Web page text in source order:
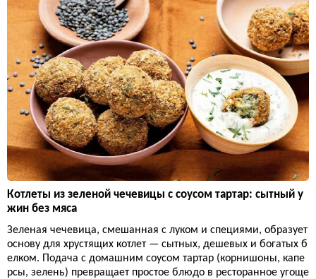
Котлеты из зеленой чечевицы с соусом тартар: сытный у
жин без мяса
Зеленая чечевица, смешанная с луком и специями, образует
основу для хрустящих котлет — сытных, дешевых и богатых б
елком. Подача с домашним соусом тартар (корнишоны, капе
рсы, зелень) превращает простое блюдо в ресторанное угоще